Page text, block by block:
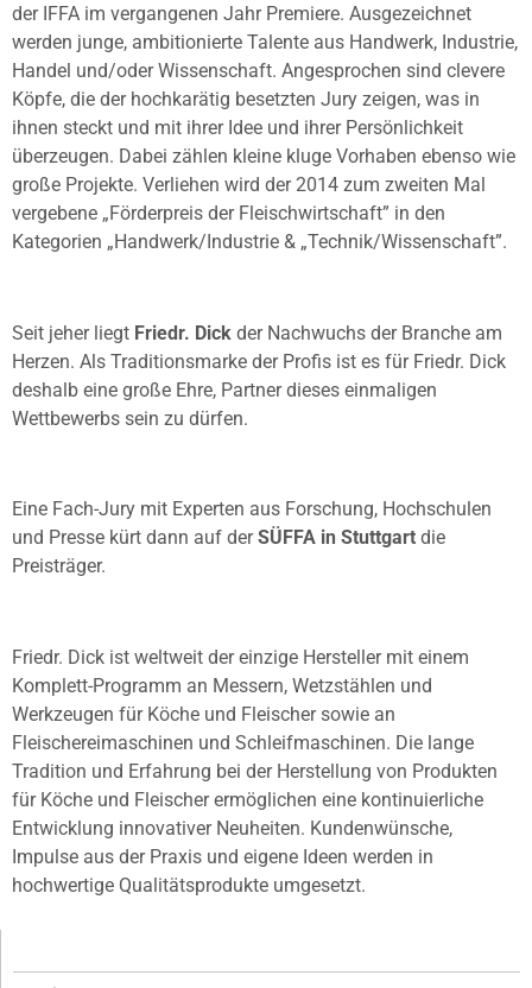
der IFFA im vergangenen Jahr Premiere. Ausgezeichnet
werden junge, ambitionierte Talente aus Handwerk, Industrie,
Handel und/oder Wissenschaft. Angesprochen sind clevere
Köpfe, die der hochkarätig besetzten Jury zeigen, was in
ihnen steckt und mit ihrer Idee und ihrer Persönlichkeit
überzeugen. Dabei zählen kleine kluge Vorhaben ebenso wie
große Projekte. Verliehen wird der 2014 zum zweiten Mal
vergebene „Förderpreis der Fleischwirtschaft” in den
Kategorien „Handwerk/Industrie & „Technik/Wissenschaft”.
Seit jeher liegt Friedr. Dick der Nachwuchs der Branche am
Herzen. Als Traditionsmarke der Profis ist es für Friedr. Dick
deshalb eine große Ehre, Partner dieses einmaligen
Wettbewerbs sein zu dürfen.
Eine Fach-Jury mit Experten aus Forschung, Hochschulen
und Presse kürt dann auf derSÜFFA in Stuttgart die
Preisträger.
Friedr. Dick ist weltweit der einzige Hersteller mit einem
Komplett-Programm an Messern, Wetzstählen und
Werkzeugen für Köche und Fleischer sowie an
Fleischereimaschinen und Schleifmaschinen. Die lange
Tradition und Erfahrung bei der Herstellung von Produkten
für Köche und Fleischer ermöglichen eine kontinuierliche
Entwicklung innovativer Neuheiten. Kundenwünsche,
Impulse aus der Praxis und eigene Ideen werden in
hochwertige Qualitätsprodukte umgesetzt.